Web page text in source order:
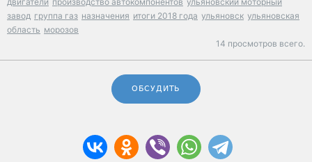
завод группа газ назначения итоги 2018 года ульяновск ульяновская
область морозов
14 просмотров всего.
ОБСУДИТЬ